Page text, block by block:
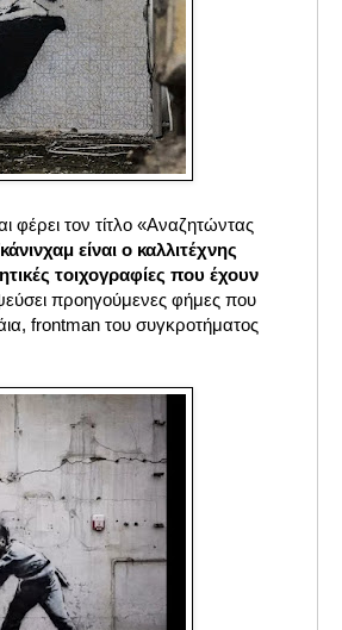
τον τίτλο «Αναζητώντας
είναι ο καλλιτέχνης
τοιχογραφίες που έχουν
προηγούμενες φήμες που
frontman του συγκροτήματος